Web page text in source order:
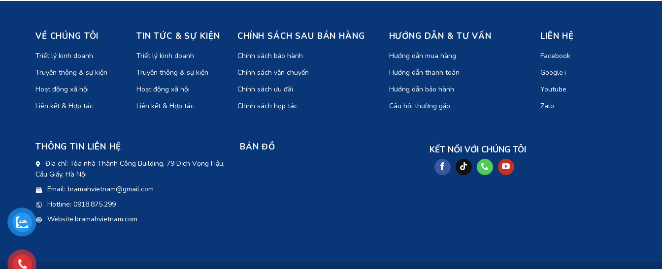
VỀ CHÚNG TÔI
Triết lý kinh doanh
Truyền thông & sự kiện
Hoạt động xã hội
Liên kết & Hợp tác
TIN TỨC & SỰ KIỆN
Triết lý kinh doanh
Truyền thông & sự kiện
Hoạt động xã hội
Liên kết & Hợp tác
CHÍNH SÁCH SAU BÁN HÀNG
Chính sách bảo hành
Chính sách vận chuyển
Chính sách ưu đãi
Chính sách hợp tác
HƯỚNG DẪN & TƯ VẤN
Hướng dẫn mua hàng
Hướng dẫn thanh toán
Hướng dẫn bảo hành
Câu hỏi thường gặp
LIÊN HỆ
Facebook
Google+
Youtube
Zalo
THÔNG TIN LIÊN HỆ
Địa chỉ: Tòa nhà Thành Công Building, 79 Dịch Vọng Hậu,
Cầu Giấy, Hà Nội
Email: bramahvietnam@gmail.com
Hotline: 0918.875.299
Website:bramahvietnam.com
BẢN ĐỒ KẾT NỐI VỚI CHÚNG TÔI